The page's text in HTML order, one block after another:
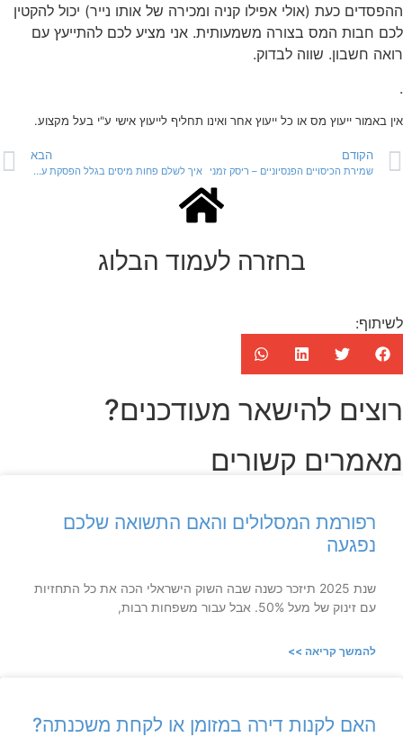
ההפסדים כעת (אולי אפילו קניה ומכירה של אותו נייר) יכול להקטין
לכם חבות המס בצורה משמעותית. אני מציע לכם להתייעץ עם
רואה חשבון. שווה לבדוק.
.
אין באמור ייעוץ מס או כל ייעוץ אחר ואינו תחליף לייעוץ אישי ע"י בעל מקצוע.
הקודם
שמירת הכיסויים הפנסיוניים – ריסק זמני
הבא
איך לשלם פחות מיסים בגלל הפסקת עבודה
בחזרה לעמוד הבלוג
לשיתוף:
רוצים להישאר מעודכנים?
מאמרים קשורים
רפורמת המסלולים והאם התשואה שלכם
נפגעה
שנת 2025 תיזכר כשנה שבה השוק הישראלי הכה את כל התחזיות
עם זינוק של מעל 50%. אבל עבור משפחות רבות,
להמשך קריאה >>
האם לקנות דירה במזומן או לקחת משכנתה?